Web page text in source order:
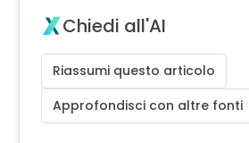
Chiedi all'AI
Riassumi questo articolo
Approfondisci con altre fonti